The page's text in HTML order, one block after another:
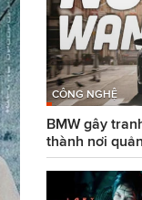
CÔNG NGHỆ
BMW gây
thành nơi